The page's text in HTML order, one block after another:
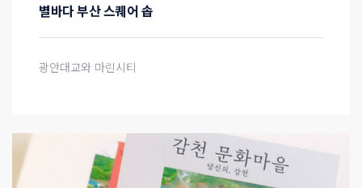
별바다 부산 스퀘어 솝
광안대교와 마린시티